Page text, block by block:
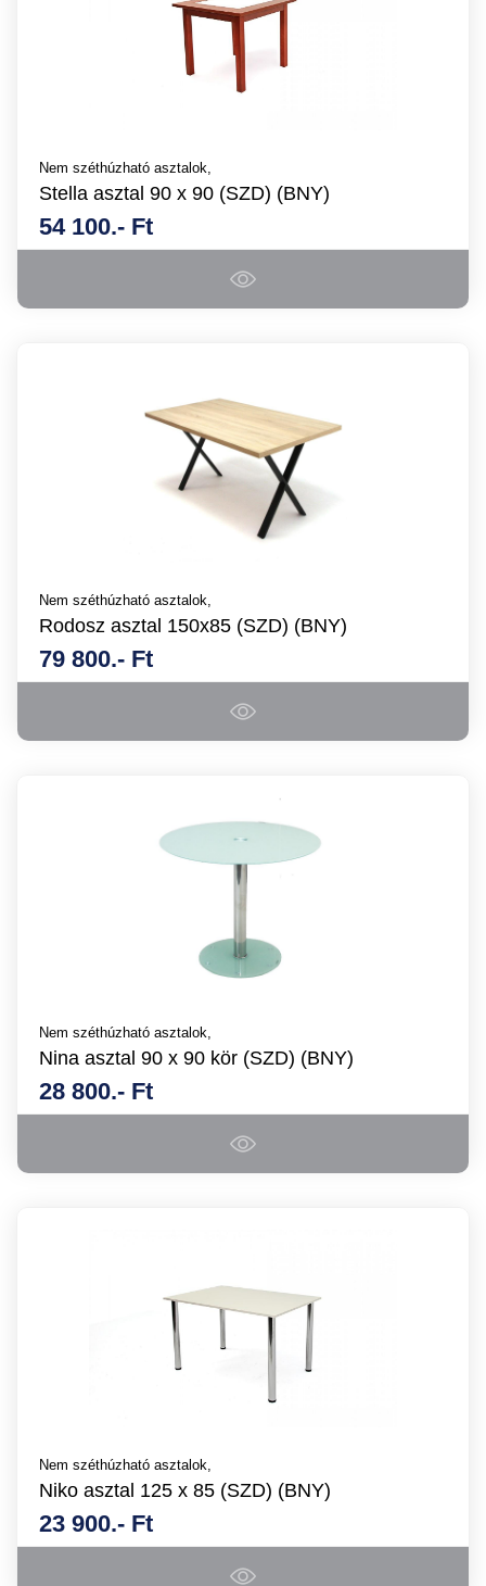
Nem széthúzható asztalok,
Stella asztal 90 x 90 (SZD) (BNY)
54 100.- Ft
Nem széthúzható asztalok,
Rodosz asztal 150x85 (SZD) (BNY)
79 800.- Ft
Nem széthúzható asztalok,
Nina asztal 90 x 90 kör (SZD) (BNY)
28 800.- Ft
Nem széthúzható asztalok,
Niko asztal 125 x 85 (SZD) (BNY)
23 900.- Ft